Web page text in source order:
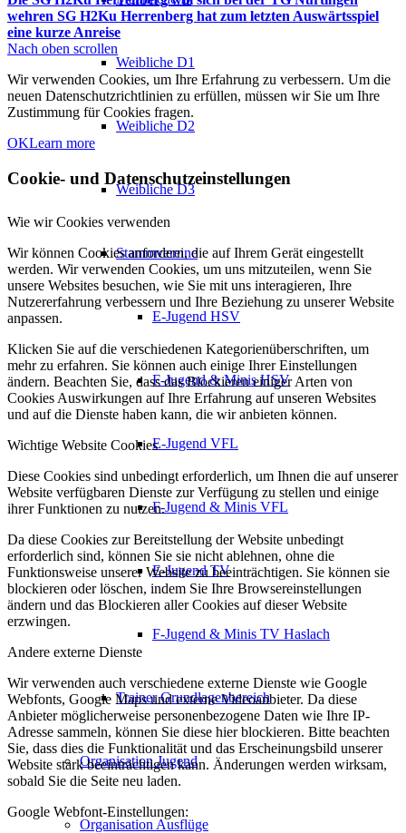
Weibliche D1
Weibliche D2
Weibliche D3
Stammvereine
E-Jugend HSV
F-Jugend & Minis HSV
E-Jugend VFL
F-Jugend & Minis VFL
E-Jugend TV
F-Jugend & Minis TV Haslach
Trainer Grundlagenbereich
Organisation Jugend
Organisation Ausflüge
wehren SG H2Ku Herrenberg hat zum letzten Auswärtsspiel
eine kurze Anreise
Nach oben scrollen
Wir verwenden Cookies, um Ihre Erfahrung zu verbessern. Um die
neuen Datenschutzrichtlinien zu erfüllen, müssen wir Sie um Ihre
Zustimmung für Cookies fragen.
OKLearn more
Cookie- und Datenschutzeinstellungen
Wie wir Cookies verwenden
Wir können Cookies anfordern, die auf Ihrem Gerät eingestellt
werden. Wir verwenden Cookies, um uns mitzuteilen, wenn Sie
unsere Websites besuchen, wie Sie mit uns interagieren, Ihre
Nutzererfahrung verbessern und Ihre Beziehung zu unserer Website
anpassen.
Klicken Sie auf die verschiedenen Kategorienüberschriften, um
mehr zu erfahren. Sie können auch einige Ihrer Einstellungen
ändern. Beachten Sie, dass das Blockieren einiger Arten von
Cookies Auswirkungen auf Ihre Erfahrung auf unseren Websites
und auf die Dienste haben kann, die wir anbieten können.
Wichtige Website Cookies
Diese Cookies sind unbedingt erforderlich, um Ihnen die auf unserer
Website verfügbaren Dienste zur Verfügung zu stellen und einige
ihrer Funktionen zu nutzen.
Da diese Cookies zur Bereitstellung der Website unbedingt
erforderlich sind, können Sie sie nicht ablehnen, ohne die
Funktionsweise unserer Website zu beeinträchtigen. Sie können sie
blockieren oder löschen, indem Sie Ihre Browsereinstellungen
ändern und das Blockieren aller Cookies auf dieser Website
erzwingen.
Andere externe Dienste
Wir verwenden auch verschiedene externe Dienste wie Google
Webfonts, Google Maps und externe Videoanbieter. Da diese
Anbieter möglicherweise personenbezogene Daten wie Ihre IP-
Adresse sammeln, können Sie diese hier blockieren. Bitte beachten
Sie, dass dies die Funktionalität und das Erscheinungsbild unserer
Website stark beeinträchtigen kann. Änderungen werden wirksam,
sobald Sie die Seite neu laden.
Google Webfont-Einstellungen: